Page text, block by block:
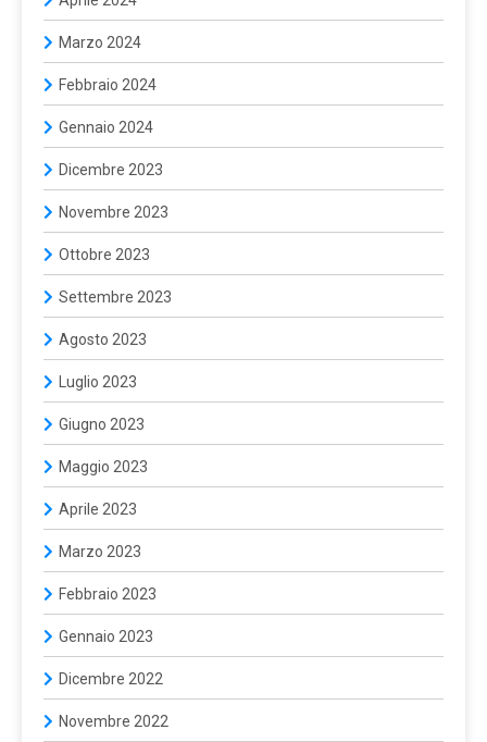
Marzo 2024
Febbraio 2024
Gennaio 2024
Dicembre 2023
Novembre 2023
Ottobre 2023
Settembre 2023
Agosto 2023
Luglio 2023
Giugno 2023
Maggio 2023
Aprile 2023
Marzo 2023
Febbraio 2023
Gennaio 2023
Dicembre 2022
Novembre 2022